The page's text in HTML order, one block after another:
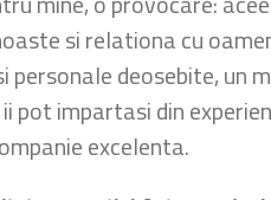
si relationa cu
deosebite, un
pot impartasi din
excelenta.